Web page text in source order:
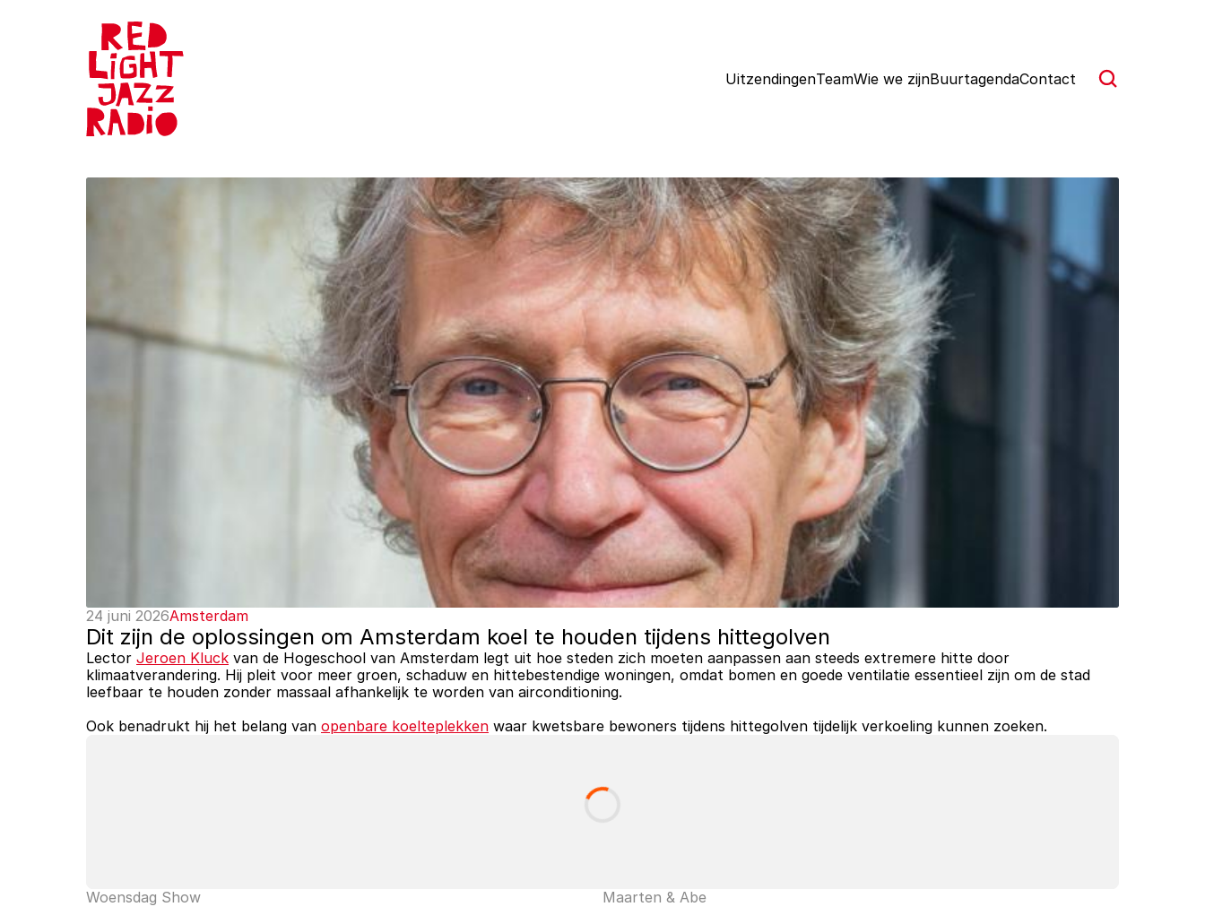
UitzendingenTeamWie we zijnBuurtagendaContact
24 juni 2026Amsterdam
Dit zijn de oplossingen om Amsterdam koel te houden tijdens hittegolven
Lector Jeroen Kluck van de Hogeschool van Amsterdam legt uit hoe steden zich moeten aanpassen aan steeds extremere hitte door
klimaatverandering. Hij pleit voor meer groen, schaduw en hittebestendige woningen, omdat bomen en goede ventilatie essentieel zijn om de stad
leefbaar te houden zonder massaal afhankelijk te worden van airconditioning.
Ook benadrukt hij het belang van openbare koelteplekken waar kwetsbare bewoners tijdens hittegolven tijdelijk verkoeling kunnen zoeken.
Woensdag Show Maarten & Abe